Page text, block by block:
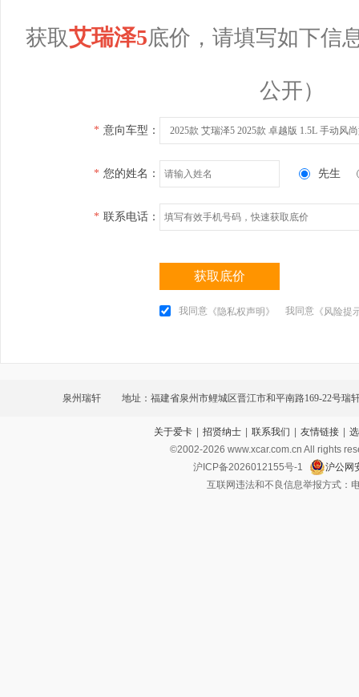
获取艾瑞泽5底价，请填写如下信
公开）
* 意向车型： 2025款 艾瑞泽5 2025款 卓越版 1.5L 手动风
* 您的姓名： 先生
* 联系电话：
获取底价
我同意 《隐私权声明》 我同意 《风险提
泉州瑞轩 地址：福建省泉州市鲤城区晋江市和平南路169-22号瑞
关于爱卡 | 招贤纳士 | 联系我们 | 友情链接 |
©2002-2026 www.xcar.com.cn All rights
沪ICP备2026012155号-1
沪公网
互联网违法和不良信息举报方式：